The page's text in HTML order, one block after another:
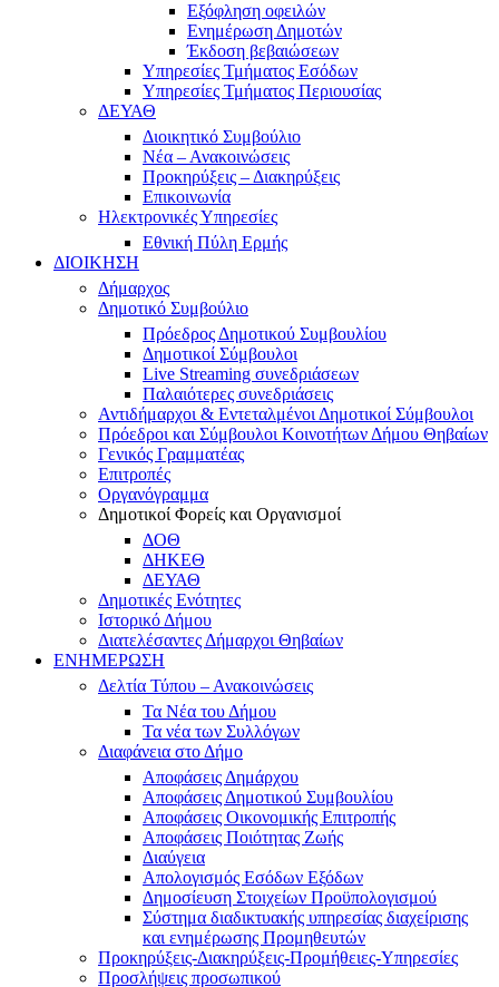
Εξόφληση οφειλών
Ενημέρωση Δημοτών
Έκδοση βεβαιώσεων
Υπηρεσίες Τμήματος Εσόδων
Υπηρεσίες Τμήματος Περιουσίας
ΔΕΥΑΘ
Διοικητικό Συμβούλιο
Νέα – Ανακοινώσεις
Προκηρύξεις – Διακηρύξεις
Επικοινωνία
Ηλεκτρονικές Υπηρεσίες
Εθνική Πύλη Ερμής
ΔΙΟΙΚΗΣΗ
Δήμαρχος
Δημοτικό Συμβούλιο
Πρόεδρος Δημοτικού Συμβουλίου
Δημοτικοί Σύμβουλοι
Live Streaming συνεδριάσεων
Παλαιότερες συνεδριάσεις
Αντιδήμαρχοι & Εντεταλμένοι Δημοτικοί Σύμβουλοι
Πρόεδροι και Σύμβουλοι Κοινοτήτων Δήμου Θηβαίων
Γενικός Γραμματέας
Επιτροπές
Οργανόγραμμα
Δημοτικοί Φορείς και Οργανισμοί
ΔΟΘ
ΔΗΚΕΘ
ΔΕΥΑΘ
Δημοτικές Ενότητες
Ιστορικό Δήμου
Διατελέσαντες Δήμαρχοι Θηβαίων
ΕΝΗΜΕΡΩΣΗ
Δελτία Τύπου – Ανακοινώσεις
Τα Νέα του Δήμου
Τα νέα των Συλλόγων
Διαφάνεια στο Δήμο
Αποφάσεις Δημάρχου
Αποφάσεις Δημοτικού Συμβουλίου
Αποφάσεις Οικονομικής Επιτροπής
Αποφάσεις Ποιότητας Ζωής
Διαύγεια
Απολογισμός Εσόδων Εξόδων
Δημοσίευση Στοιχείων Προϋπολογισμού
Σύστημα διαδικτυακής υπηρεσίας διαχείρισης
και ενημέρωσης Προμηθευτών
Προκηρύξεις-Διακηρύξεις-Προμήθειες-Υπηρεσίες
Προσλήψεις προσωπικού